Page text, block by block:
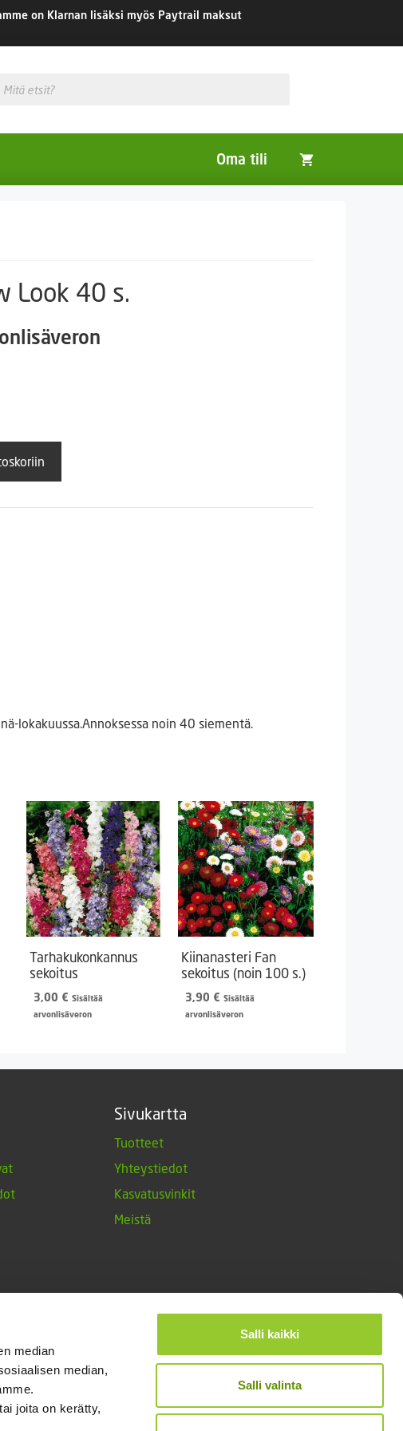
median
median,
joita on kerätty,
Salli kaikki
Salli valinta
on Klarnan lisäksi myös Paytrail maksut
Oma tili
Look 40 s.
lokakuussa.Annoksessa noin 40 siementä.
Tarhakukonkannus
sekoitus
3,00 € Sisältää
arvonlisäveron
Kiinanasteri Fan
sekoitus (noin 100 s.)
3,90 € Sisältää
arvonlisäveron
Sivukartta
Tuotteet
Yhteystiedot
Kasvatusvinkit
Meistä